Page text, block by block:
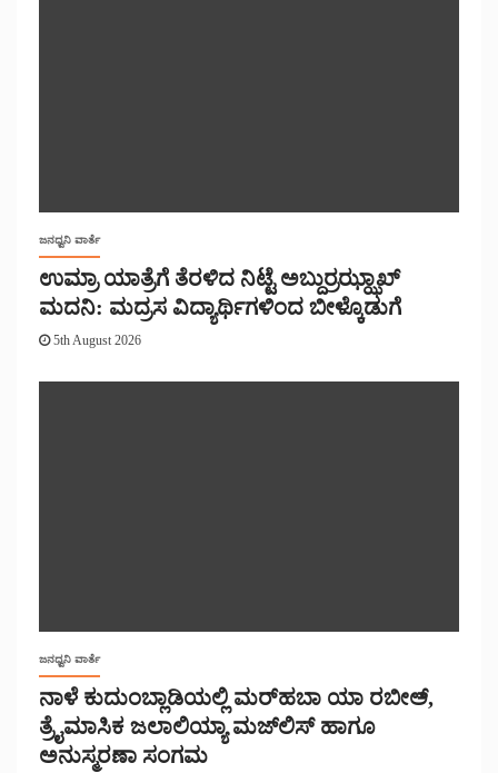
ಜನಧ್ವನಿ ವಾರ್ತೆ
ಉಮ್ರಾ ಯಾತ್ರೆಗೆ ತೆರಳಿದ ನಿಟ್ಟೆ ಅಬ್ದುರ್ರಝ್ಝಾಖ್
ಮದನಿ: ಮದ್ರಸ ವಿದ್ಯಾರ್ಥಿಗಳಿಂದ ಬೀಳ್ಕೊಡುಗೆ
5th August 2026
ಜನಧ್ವನಿ ವಾರ್ತೆ
ನಾಳೆ ಕುದುಂಬ್ಲಾಡಿಯಲ್ಲಿ ಮರ್‌‌ಹಬಾ ಯಾ ರಬೀಅ್,
ತ್ರೈಮಾಸಿಕ ಜಲಾಲಿಯ್ಯಾ ಮಜ್‌‌ಲಿಸ್‌‌ ಹಾಗೂ
ಅನುಸ್ಮರಣಾ ಸಂಗಮ